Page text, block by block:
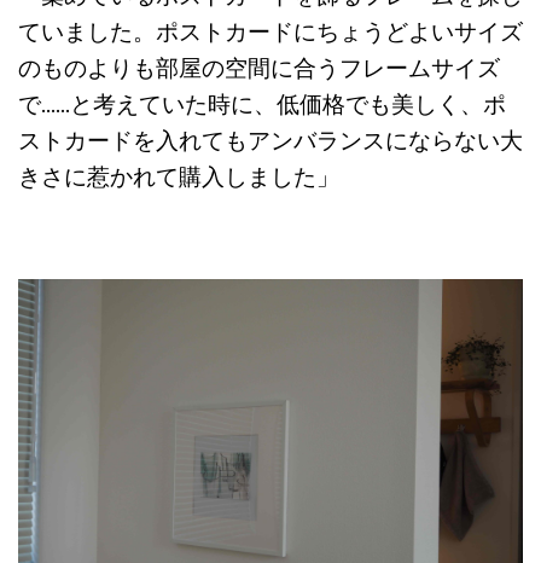
ていました。ポストカードにちょうどよいサイズ
のものよりも部屋の空間に合うフレームサイズ
で……と考えていた時に、低価格でも美しく、ポ
ストカードを入れてもアンバランスにならない大
きさに惹かれて購入しました」